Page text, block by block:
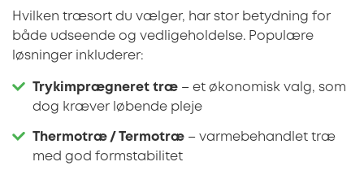
Hvilken træsort du vælger, har stor betydning for
både udseende og vedligeholdelse. Populære
løsninger inkluderer:
Trykimprægneret træ – et økonomisk valg, som
dog kræver løbende pleje
Thermotræ / Termotræ – varmebehandlet træ
med god formstabilitet